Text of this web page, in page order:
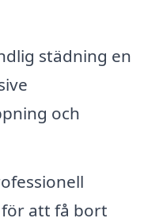
städning en
och
att få bort